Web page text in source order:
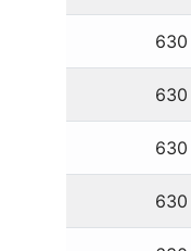
630
630
630
630